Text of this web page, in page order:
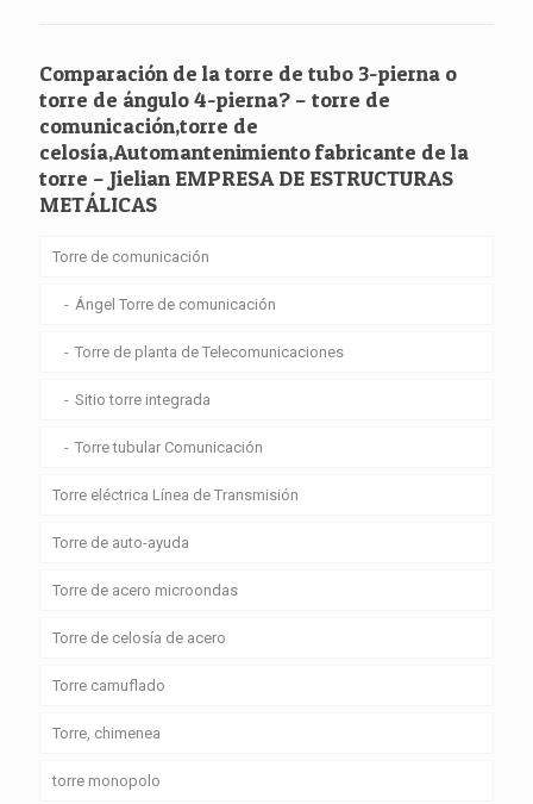
Comparación de la torre de tubo 3-pierna o
torre de ángulo 4-pierna? – torre de
comunicación,torre de
celosía,Automantenimiento fabricante de la
torre – Jielian EMPRESA DE ESTRUCTURAS
METÁLICAS
Torre de comunicación
Ángel Torre de comunicación
Torre de planta de Telecomunicaciones
Sitio torre integrada
Torre tubular Comunicación
Torre eléctrica Línea de Transmisión
Torre de auto-ayuda
Torre de acero microondas
Torre de celosía de acero
Torre camuflado
Torre, chimenea
torre monopolo